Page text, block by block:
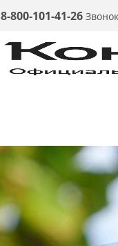
8-800-101-41-26